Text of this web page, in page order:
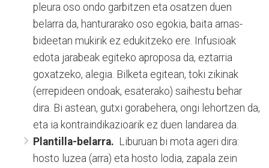
pleura oso ondo garbitzen eta osatzen duen
belarra da, hanturarako oso egokia, baita arnas-
bideetan mukirik ez edukitzeko ere. Infusioak
edota jarabeak egiteko aproposa da, eztarria
goxatzeko, alegia. Bilketa egitean, toki zikinak
(errepideen ondoak, esaterako) saihestu behar
dira. Bi astean, gutxi gorabehera, ongi lehortzen da,
eta ia kontraindikazioarik ez duen landarea da.
Plantilla-belarra. Liburuan bi mota ageri dira:
hosto luzea (arra) eta hosto lodia, zapala zein